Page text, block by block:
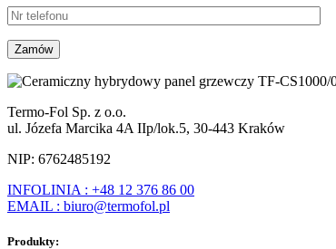
Termo-Fol Sp. z o.o.
ul. Józefa Marcika 4A IIp/lok.5, 30-443 Kraków
NIP: 6762485192
INFOLINIA : +48 12 376 86 00
EMAIL : biuro@termofol.pl
Produkty: